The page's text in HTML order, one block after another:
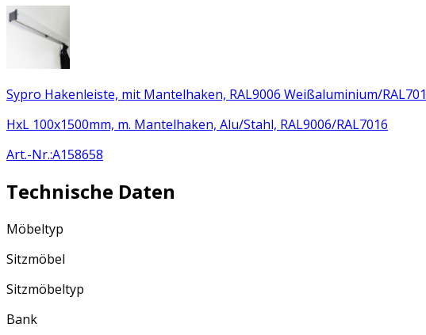
Sypro Hakenleiste, mit Mantelhaken, RAL9006 Weißaluminium/
HxL 100x1500mm, m. Mantelhaken, Alu/Stahl, RAL9006/RAL7016
Art.-Nr.:A158658
Technische Daten
Möbeltyp
Sitzmöbel
Sitzmöbeltyp
Bank